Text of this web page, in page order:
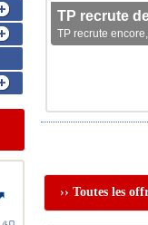
TP recrute
TP recrute
›› Toutes les